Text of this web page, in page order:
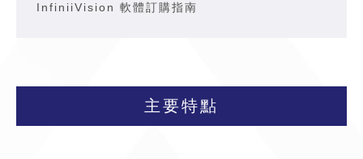
InfiniiVision 軟體訂購指南
主要特點